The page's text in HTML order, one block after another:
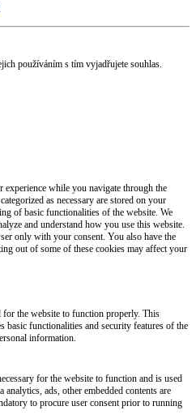
používáním s tím vyjadřujete souhlas.
while you navigate through the
as necessary are stored on your
of basic functionalities of the website. We
and understand how you use this website.
only with your consent. You also have the
out of some of these cookies may affect your
for the website to function properly. This
basic functionalities and security features of the
information.
for the website to function and is used
ads, other embedded contents are
to procure user consent prior to running